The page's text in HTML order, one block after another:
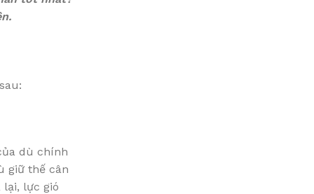
dù chính
giữ thế cân
lực gió